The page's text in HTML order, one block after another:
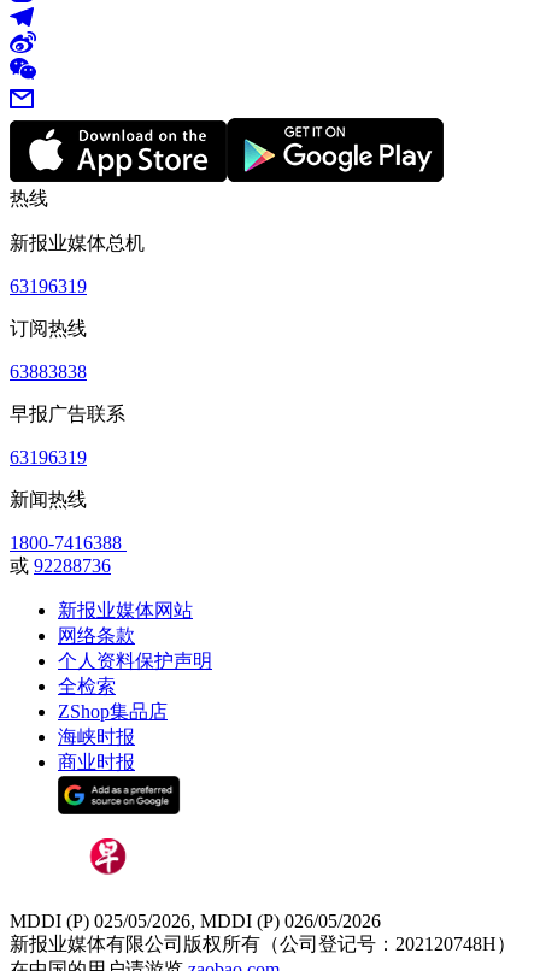
热线
新报业媒体总机
63196319
订阅热线
63883838
早报广告联系
63196319
新闻热线
1800-7416388
或 92288736
新报业媒体网站
网络条款
个人资料保护声明
全检索
ZShop集品店
海峡时报
商业时报
MDDI (P) 025/05/2026, MDDI (P) 026/05/2026
新报业媒体有限公司版权所有（公司登记号：202120748H）